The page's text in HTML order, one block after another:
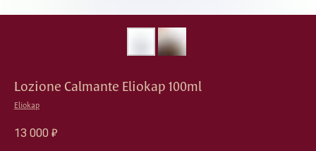
Lozione Calmante Eliokap 100ml
Eliokap
13 000 ₽